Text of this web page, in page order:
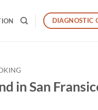
DIAGNOSTIC
in San